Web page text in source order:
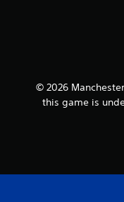
© 2026
this game is